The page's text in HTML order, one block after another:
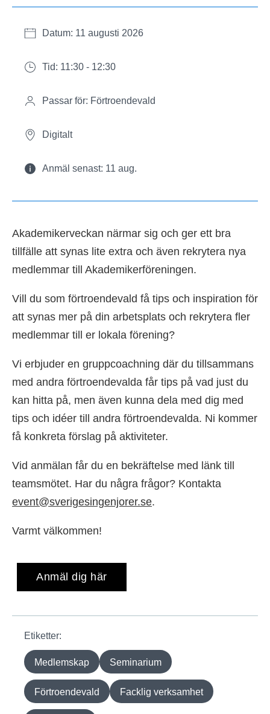
Datum: 11 augusti 2026
Tid: 11:30 - 12:30
Passar för: Förtroendevald
Digitalt
Anmäl senast: 11 aug.
Akademikerveckan närmar sig och ger ett bra
tillfälle att synas lite extra och även rekrytera nya
medlemmar till Akademikerföreningen.
Vill du som förtroendevald få tips och inspiration för
att synas mer på din arbetsplats och rekrytera fler
medlemmar till er lokala förening?
Vi erbjuder en gruppcoachning där du tillsammans
med andra förtroendevalda får tips på vad just du
kan hitta på, men även kunna dela med dig med
tips och idéer till andra förtroendevalda. Ni kommer
få konkreta förslag på aktiviteter.
Vid anmälan får du en bekräftelse med länk till
teamsmötet. Har du några frågor? Kontakta
event@sverigesingenjorer.se.
Varmt välkommen!
Anmäl dig här
Etiketter:
Medlemskap Seminarium
Förtroendevald Facklig verksamhet